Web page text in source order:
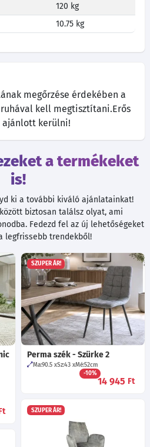
120 kg
10.75 kg
megőrzése érdekében a
kell megtisztítani.Erős
ajánlott kerülni!
a termékeket
is!
ki a további kiváló ajánlatainkat!
biztosan találsz olyat, ami
Fedezd fel az új lehetőségeket
legfrissebb trendekből!
SZUPER ÁR!
Perma szék - Szürke 2
Ma:90.5 Sz:43 Mé:52cm
-10%
14 945 Ft
SZUPER ÁR!